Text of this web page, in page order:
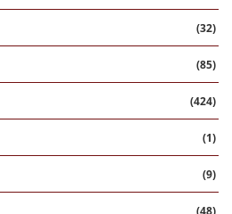
(32)
(85)
(424)
(1)
(9)
(48)